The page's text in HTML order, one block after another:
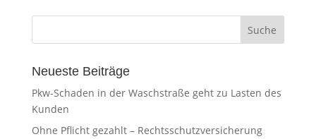
Neueste Beiträge
Pkw-Schaden in der Waschstraße geht zu Lasten des
Kunden
Ohne Pflicht gezahlt – Rechtsschutzversicherung